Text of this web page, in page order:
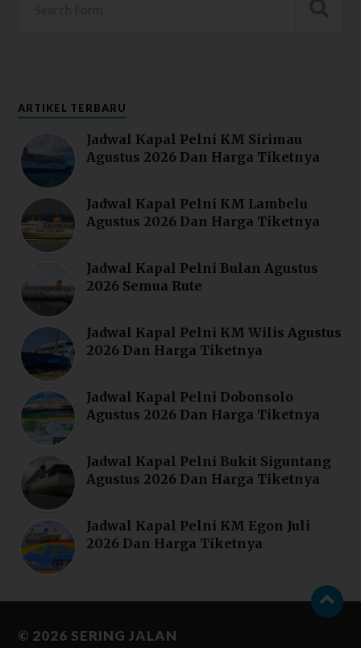
ARTIKEL TERBARU
Jadwal Kapal Pelni KM Sirimau
Agustus 2026 Dan Harga Tiketnya
Jadwal Kapal Pelni KM Lambelu
Agustus 2026 Dan Harga Tiketnya
Jadwal Kapal Pelni Bulan Agustus
2026 Semua Rute
Jadwal Kapal Pelni KM Wilis Agustus
2026 Dan Harga Tiketnya
Jadwal Kapal Pelni Dobonsolo
Agustus 2026 Dan Harga Tiketnya
Jadwal Kapal Pelni Bukit Siguntang
Agustus 2026 Dan Harga Tiketnya
Jadwal Kapal Pelni KM Egon Juli
2026 Dan Harga Tiketnya
© 2026 SERING JALAN